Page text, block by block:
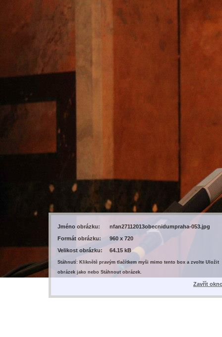
Jméno obrázku:
nfan27112013obecnidumpraha-053.jpg
Formát obrázku:
960 x 720
Velikost obrázku:
64.15 kB
Stáhnutí: Kliknětě pravým tlačítkem myši mimo tento box a zvolte Uložit
obrázek jako nebo Stáhnout obrázek.
Zavřít